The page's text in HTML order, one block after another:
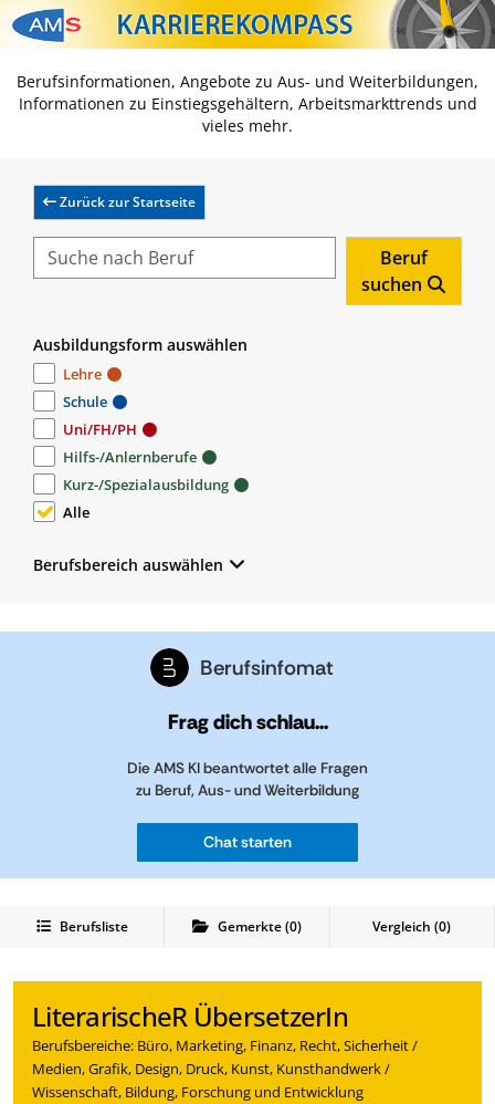
Zum Inhalt springen
Zum Navmenü springen
Zur Suche springen
Zur Footer springen
Berufsinformationen, Angebote zu Aus- und Weiterbildungen,
Informationen zu Einstiegsgehältern, Arbeitsmarkttrends und
vieles mehr.
Zurück zur Startseite
Beruf
suchen
Ausbildungsform auswählen
Lehre
Schule
Uni/FH/PH
Hilfs-/Anlernberufe
Kurz-/Spezialausbildung
Alle
Berufsbereich auswählen
Berufsinfomat
Frag dich schlau...
Die AMS KI beantwortet alle Fragen
zu Beruf, Aus- und Weiterbildung
Chat starten
Berufsliste Gemerkte(0) Vergleich (0)
LiterarischeR ÜbersetzerIn
Berufsbereiche: Büro, Marketing, Finanz, Recht, Sicherheit /
Medien, Grafik, Design, Druck, Kunst, Kunsthandwerk /
Wissenschaft, Bildung, Forschung und Entwicklung